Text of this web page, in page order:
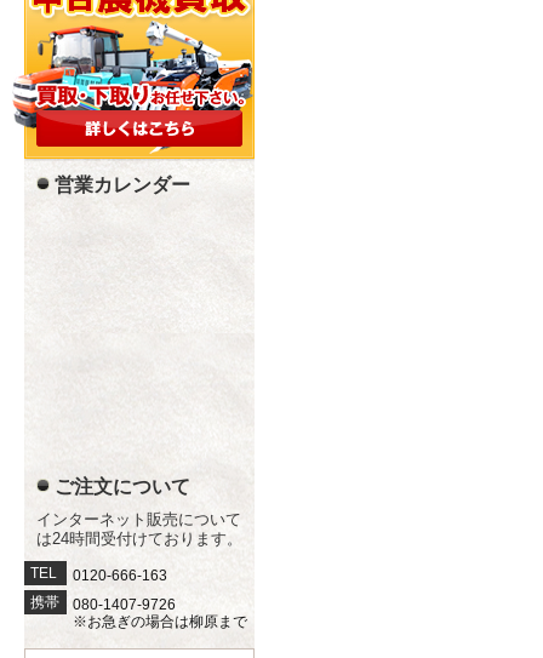
営業カレンダー
ご注文について
インターネット販売について
は24時間受付けております。
TEL
0120-666-163
携帯
080-1407-9726
※お急ぎの場合は柳原まで